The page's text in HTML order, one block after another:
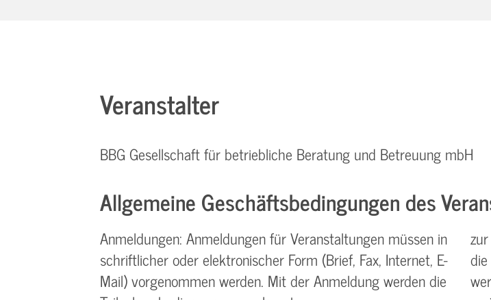
Veranstalter
BBG Gesellschaft für betriebliche Beratung und Betreuung mbH
Allgemeine Geschäftsbedingungen des
Anmeldungen: Anmeldungen für Veranstaltungen müssen in
schriftlicher oder elektronischer Form (Brief, Fax, Internet, E-
Mail) vorgenommen werden. Mit der Anmeldung werden die